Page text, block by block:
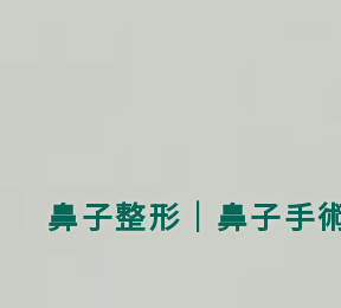
鼻子整形｜鼻子手